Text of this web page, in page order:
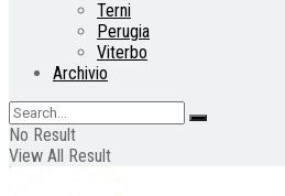
Terni
Perugia
Viterbo
Archivio
No Result
View All Result